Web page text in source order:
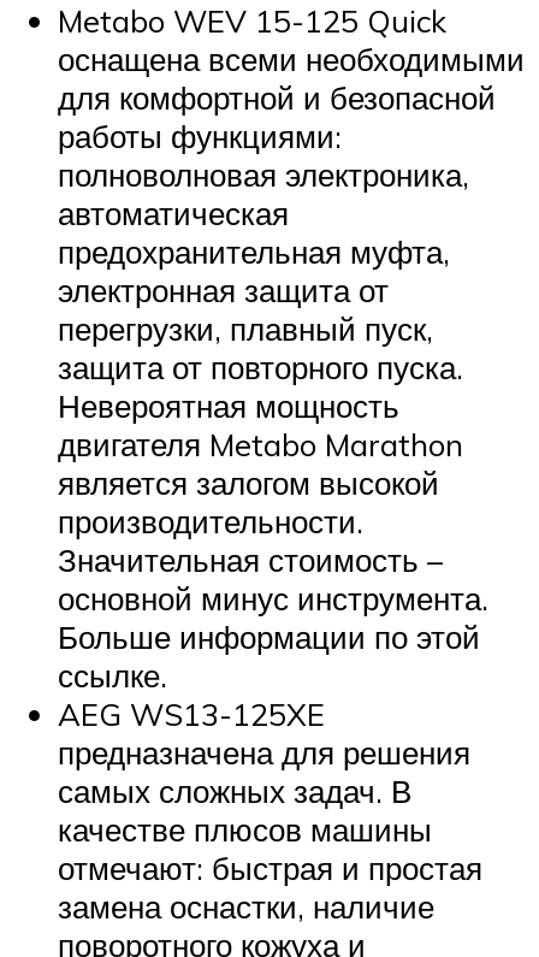
Metabo WEV 15-125 Quick
оснащена всеми необходимыми
для комфортной и безопасной
работы функциями:
полноволновая электроника,
автоматическая
предохранительная муфта,
электронная защита от
перегрузки, плавный пуск,
защита от повторного пуска.
Невероятная мощность
двигателя Metabo Marathon
является залогом высокой
производительности.
Значительная стоимость –
основной минус инструмента.
Больше информации по этой
ссылке.
AEG WS13-125XE
предназначена для решения
самых сложных задач. В
качестве плюсов машины
отмечают: быстрая и простая
замена оснастки, наличие
поворотного кожуха и